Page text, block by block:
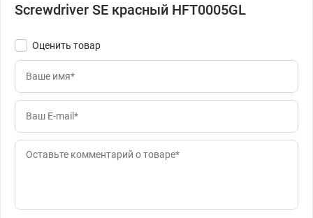
Screwdriver SE красный HFT0005GL
Оценить товар